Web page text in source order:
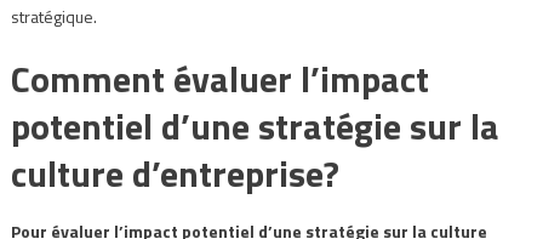
stratégique.
Comment évaluer l’impact
potentiel d’une stratégie sur la
culture d’entreprise?
Pour évaluer l’impact potentiel d’une stratégie sur la culture